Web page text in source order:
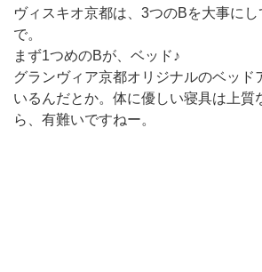
ヴィスキオ京都は、3つのBを大事に
で。
まず1つめのBが、ベッド♪
グランヴィア京都オリジナルのベッド
いるんだとか。体に優しい寝具は上質
ら、有難いですねー。